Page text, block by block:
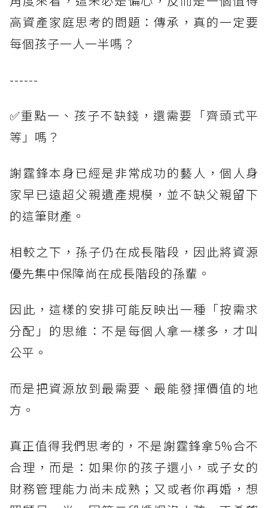
高資產家庭思考的問題：傳承，真的一定要
每個孩子一人一半嗎？
------
✅重點一、孩子不缺錢，還需要「齊頭式平
等」嗎？
謝霆鋒本身已經是非常成功的藝人，個人身
家早已遠超父親遺產規模，並不缺父親留下
的這筆財產。
相較之下，孫子仍在成長階段，因此將資源
優先集中保障尚在成長階段的孫輩。
因此，這樣的安排可能反映出一種「按需求
分配」的思維：不是每個人拿一樣多，才叫
公平。
而是把資源放到最需要、最能發揮價值的地
方。
真正值得我們思考的，不是謝霆鋒拿5%合不
合理，而是：如果你的孩子還小，或子女的
財務管理能力尚未成熟；又或者你再婚，想